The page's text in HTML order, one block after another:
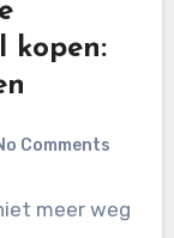
kopen:
Comments
meer weg